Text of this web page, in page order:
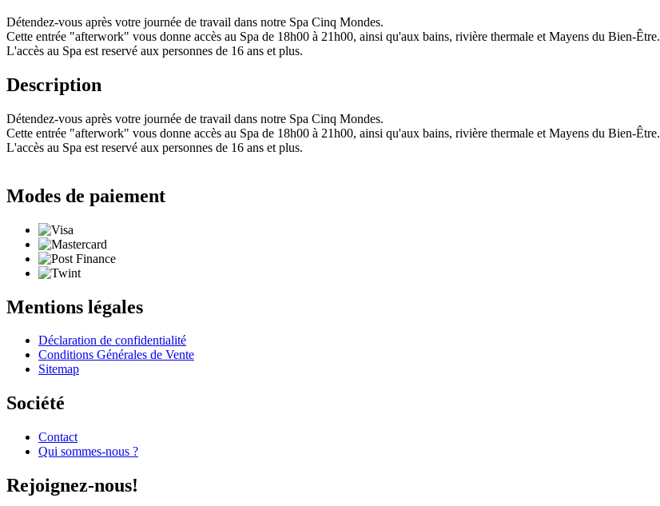
Détendez-vous après votre journée de travail dans notre Spa Cinq Mondes.
Cette entrée "afterwork" vous donne accès au Spa de 18h00 à 21h00, ainsi qu'aux bains, rivière thermale et Mayens du Bien-Être.
L'accès au Spa est reservé aux personnes de 16 ans et plus.
Description
Détendez-vous après votre journée de travail dans notre Spa Cinq Mondes.
Cette entrée "afterwork" vous donne accès au Spa de 18h00 à 21h00, ainsi qu'aux bains, rivière thermale et Mayens du Bien-Être.
L'accès au Spa est reservé aux personnes de 16 ans et plus.
Modes de paiement
Mentions légales
Déclaration de confidentialité
Conditions Générales de Vente
Sitemap
Société
Contact
Qui sommes-nous ?
Rejoignez-nous!